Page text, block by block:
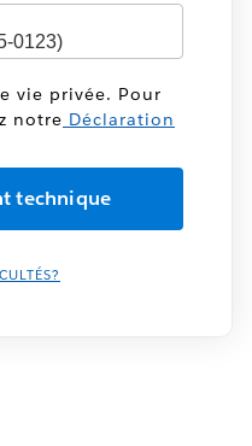
vie privée. Pour
notre Déclaration